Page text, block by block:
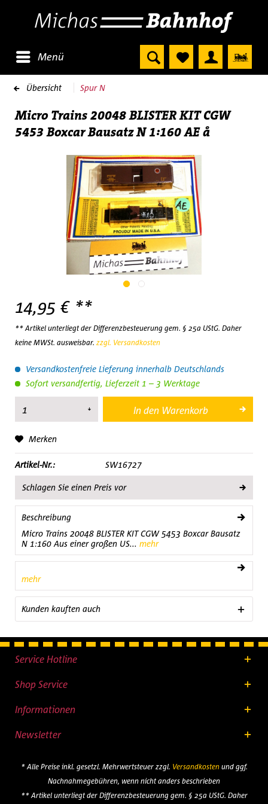
Menü
Übersicht Spur N
Micro Trains 20048 BLISTER KIT CGW
5453 Boxcar Bausatz N 1:160 AE å
14,95 € **
** Artikel unterliegt der Differenzbesteuerung gem. § 25a UStG. Daher
keine MWSt. ausweisbar. zzgl. Versandkosten
Versandkostenfreie Lieferung innerhalb Deutschlands
Sofort versandfertig, Lieferzeit 1 – 3 Werktage
In den Warenkorb
Merken
Artikel-Nr.: SW16727
Schlagen Sie einen Preis vor
Beschreibung
Micro Trains 20048 BLISTER KIT CGW 5453 Boxcar Bausatz
N 1:160 Aus einer großen US... mehr
mehr
Kunden kauften auch
Service Hotline
Shop Service
Informationen
Newsletter
* Alle Preise inkl. gesetzl. Mehrwertsteuer zzgl. Versandkostenund ggf.
Nachnahmegebühren, wenn nicht anders beschrieben
** Artikel unterliegt der Differenzbesteuerung gem. § 25a UStG. Daher